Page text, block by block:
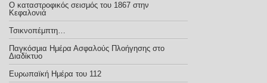
Ο καταστροφικός σεισμός του 1867 στην
Κεφαλονιά
Τσικνοπέμπτη…
Παγκόσμια Ημέρα Ασφαλούς Πλοήγησης στο
Διαδίκτυο
Ευρωπαϊκή Ημέρα του 112